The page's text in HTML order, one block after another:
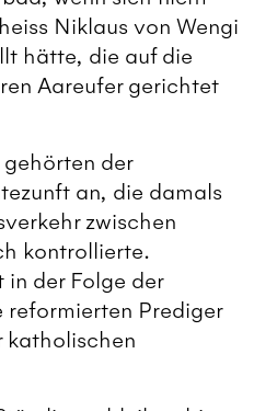
Niklaus von Wengi
hätte, die auf die
Aareufer gerichtet
der
an, die damals
zwischen
kontrollierte.
in der Folge der
Prediger
katholischen